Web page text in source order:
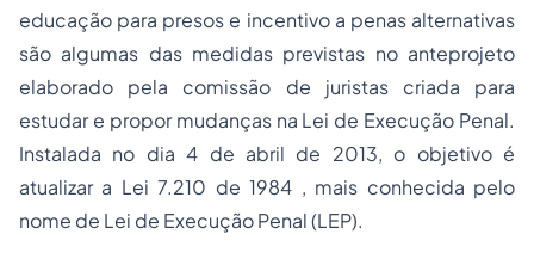
educação para presos e incentivo a penas alternativas
são algumas das medidas previstas no anteprojeto
elaborado pela comissão de juristas criada para
estudar e propor mudanças na Lei de Execução Penal.
Instalada no dia 4 de abril de 2013, o objetivo é
atualizar a Lei 7.210 de 1984 , mais conhecida pelo
nome de Lei de Execução Penal (LEP).